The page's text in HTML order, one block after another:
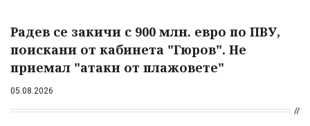
Радев се закичи с 900 млн. евро по ПВУ,
поискани от кабинета "Гюров". Не
приемал "атаки от плажовете"
05.08.2026